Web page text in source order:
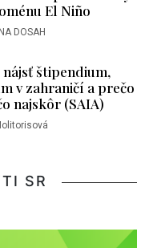
El Niño
DOSAH
nájsť štipendium,
v zahraničí a prečo
najskôr (SAIA)
SR